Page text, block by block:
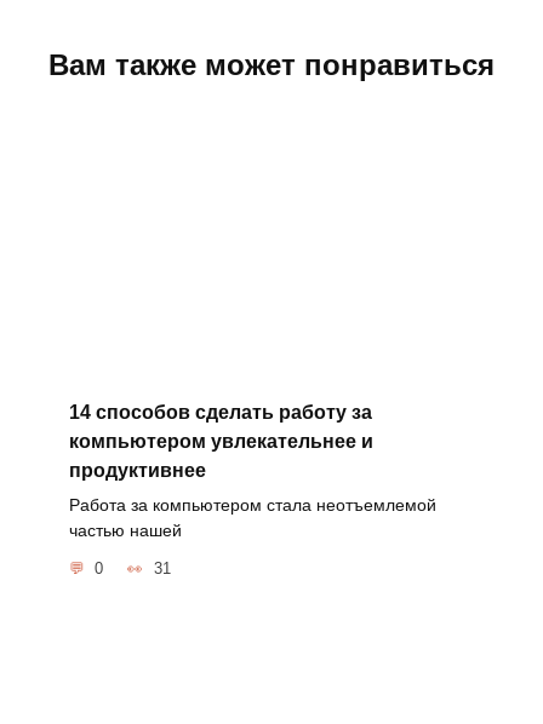
Вам также может понравиться
14 способов сделать работу за
компьютером увлекательнее и
продуктивнее
Работа за компьютером стала неотъемлемой
частью нашей
0 31